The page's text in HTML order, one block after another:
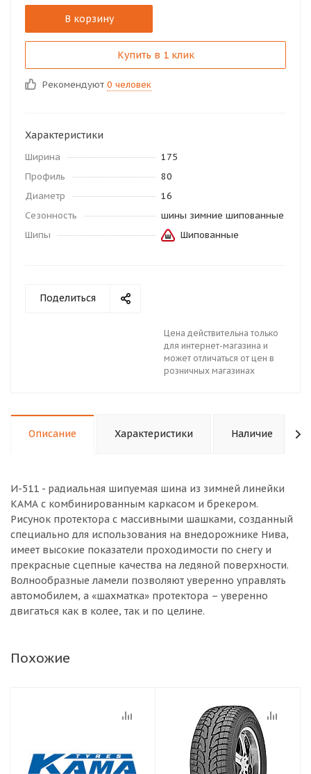
В корзину
Купить в 1 клик
Рекомендуют 0 человек
Характеристики
Ширина
175
Профиль
80
Диаметр
16
Сезонность
шины зимние шипованные
Шипы
Шипованные
Поделиться
Цена действительна только
для интернет-магазина и
может отличаться от цен в
розничных магазинах
Описание Характеристики Наличие
И-511 - радиальная шипуемая шина из зимней линейки
КАМА с комбинированным каркасом и брекером.
Рисунок протектора с массивными шашками, созданный
специально для использования на внедорожнике Нива,
имеет высокие показатели проходимости по снегу и
прекрасные сцепные качества на ледяной поверхности.
Волнообразные ламели позволяют уверенно управлять
автомобилем, а «шахматка» протектора – уверенно
двигаться как в колее, так и по целине.
Похожие